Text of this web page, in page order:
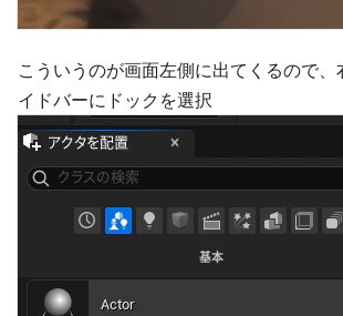
こういうのが画面左側に出てくるので
イドバーにドックを選択